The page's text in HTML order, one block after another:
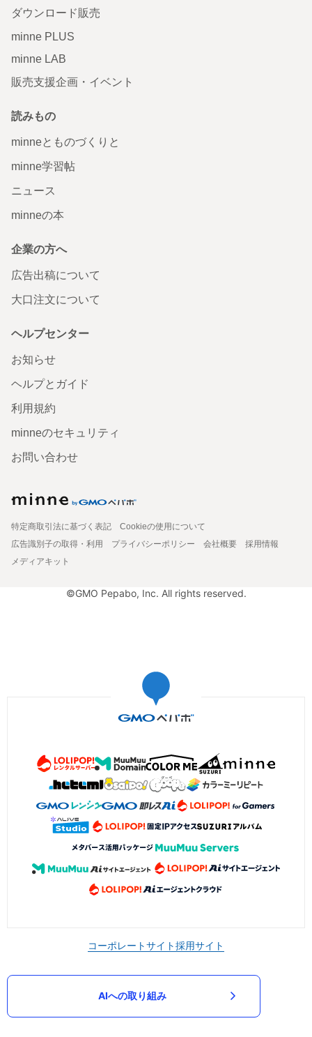
ダウンロード販売
minne PLUS
minne LAB
販売支援企画・イベント
読みもの
minneとものづくりと
minne学習帖
ニュース
minneの本
企業の方へ
広告出稿について
大口注文について
ヘルプセンター
お知らせ
ヘルプとガイド
利用規約
minneのセキュリティ
お問い合わせ
特定商取引法に基づく表記
Cookieの使用について
広告識別子の取得・利用
プライバシーポリシー 会社概要
採用情報
メディアキット
©GMO Pepabo, Inc. All rights reserved.
コーポレートサイト採用サイト
AIへの取り組み